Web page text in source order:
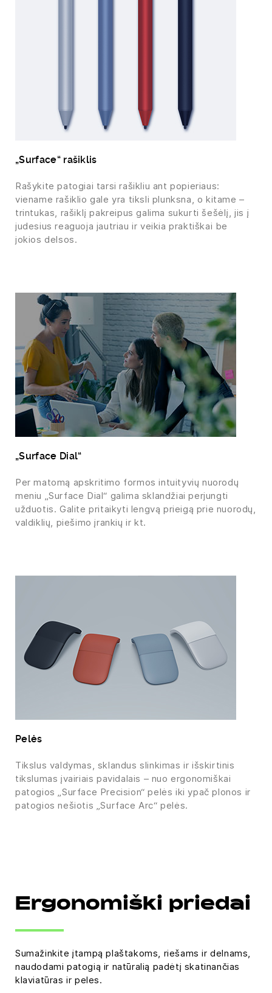
„Surface“ rašiklis
Rašykite patogiai tarsi rašikliu ant popieriaus:
viename rašiklio gale yra tiksli plunksna, o kitame –
trintukas, rašiklį pakreipus galima sukurti šešėlį, jis į
judesius reaguoja jautriau ir veikia praktiškai be
jokios delsos.
„Surface Dial“
Per matomą apskritimo formos intuityvių nuorodų
meniu „Surface Dial“ galima sklandžiai perjungti
užduotis. Galite pritaikyti lengvą prieigą prie nuorodų,
valdiklių, piešimo įrankių ir kt.
Pelės
Tikslus valdymas, sklandus slinkimas ir išskirtinis
tikslumas įvairiais pavidalais – nuo ergonomiškai
patogios „Surface Precision“ pelės iki ypač plonos ir
patogios nešiotis „Surface Arc“ pelės.
Ergonomiški priedai
Sumažinkite įtampą plaštakoms, riešams ir delnams,
naudodami patogią ir natūralią padėtį skatinančias
klaviatūras ir peles.